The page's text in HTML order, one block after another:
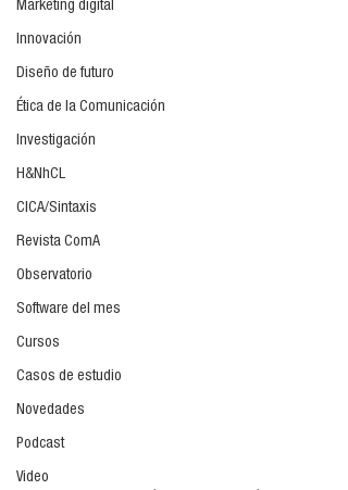
Marketing digital
Innovación
Diseño de futuro
Ética de la Comunicación
Investigación
H&NhCL
CICA/Sintaxis
Revista ComA
Observatorio
Software del mes
Cursos
Casos de estudio
Novedades
Podcast
Video